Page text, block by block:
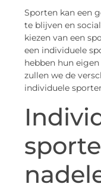
Sporten kan een
te blijven en
kiezen van een
een individuele
hebben hun
zullen we de
individuele